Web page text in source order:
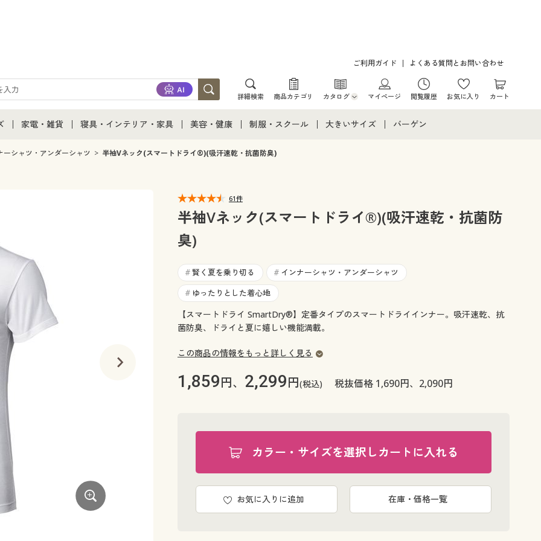
ご利用ガイド よくある質問とお問い合わせ
詳細検索 商品カテゴリ カタログ
カタログ・チラシからのご注文
マイページ 閲覧履歴 お気に入り カート
通販すべて
家電・雑貨
家電・雑貨すべて
寝具・インテリア・家具
寝具・インテリア・家具通販すべて
カーテン・ラグ・ファブリック
美容・健康
美容・健康通販すべて
制服・スクール
制服・スクールすべて
ジュニア・ティーンズ下着
大きいサイズ
大きいサイズ レディース下着
大きいサイズ 事務・制服
バーゲン
ーシャツ・アンダーシャツ 半袖Vネック(スマートドライ®)(吸汗速乾・抗菌防臭)
61件
半袖Vネック(スマートドライ®)(吸汗速乾・抗菌防
臭)
# 賢く夏を乗り切る # インナーシャツ・アンダーシャツ
# ゆったりとした着心地
【スマートドライ SmartDry®】定番タイプのスマートドライインナー。吸汗速乾、抗
菌防臭、ドライと夏に嬉しい機能満載。
この商品の情報をもっと詳しく見る
1,859円、 2,299円(税込) 税抜価格 1,690円、2,090円
カラー・サイズを選択しカートに入れる
お気に入りに追加 在庫・価格一覧